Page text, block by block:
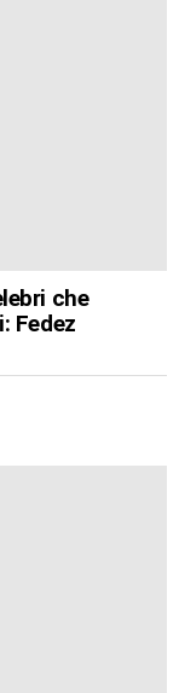
che
Fedez